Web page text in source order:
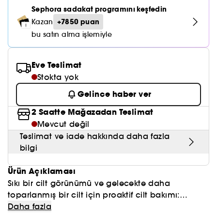
Maske
Cilt & Makyaj Temizleyiciler
Cilt Bakım Setleri
Saç Bakım Setleri
Okyanus Esansı
Matlaştırıcı Bakım
Kızarıklık için Bakım
Sıkılaştırıcı ve Lifting Etkili Bakım
Cilt Tonu Eşitsizliği için Bakım
Gözenek Karşıtı
Işıltı Veren Bakım
Karma ve Yağlı Saçlar
Kuru Saç Bakımı
CHAMPO
GHD
SOL DE JANEIRO
SUMMER FRIDAYS
OLAPLEX
TANGLE TEEZER
K18
KAYALI
ARMANI
SUPERGOOP!
OUAI
AMIKA
KAYALI
LE MONDE GOURMAND
Sephora sadakat programını keşfedin
Kazan +7850 puan
bu satın alma işlemiyle
Eve Teslimat
Stokta yok
Gelince haber ver
2 Saatte Mağazadan Teslimat
Mevcut değil
Teslimat ve iade hakkında daha fazla
bilgi
Ürün Açıklaması
Sıkı bir cilt görünümü ve gelecekte daha
toparlanmış bir cilt için proaktif cilt bakımı:
yalnızca 1 haftada daha sıkı bir cilt görünümü
Her sabah ve akşam cilt bakım rutininizin son
Daha fazla